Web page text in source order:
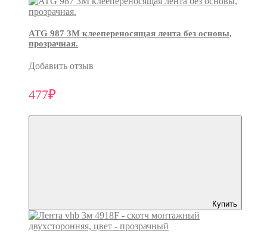
ATG 987 3М клеепереносящая лента без основы,
прозрачная.
Добавить отзыв
477₽
Купить